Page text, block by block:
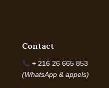
Contact
+ 216 26 665 853
(WhatsApp & appels)